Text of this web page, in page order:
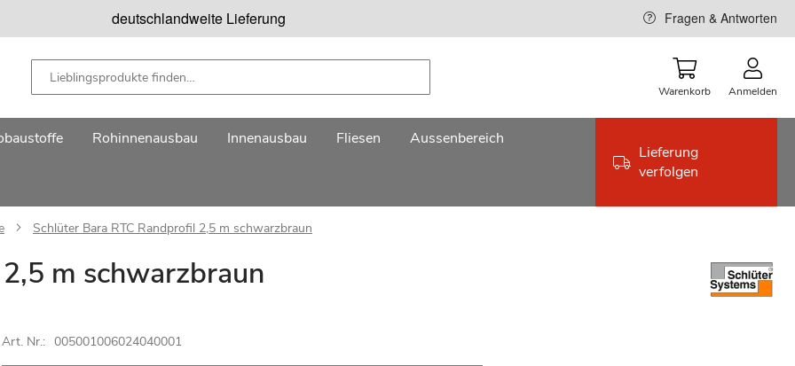
deutschlandweite Lieferung Fragen & Antworten
Warenkorb Anmelden
Rohinnenausbau Innenausbau Fliesen Aussenbereich
Lieferung
verfolgen
Schlüter Bara RTC Randprofil 2,5 m schwarzbraun
m schwarzbraun
Art. Nr.: 005001006024040001